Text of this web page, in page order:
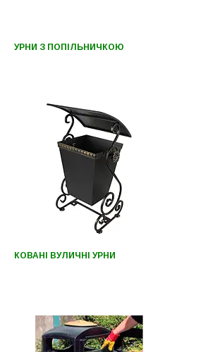
УРНИ З ПОПІЛЬНИЧКОЮ
КОВАНІ ВУЛИЧНІ УРНИ